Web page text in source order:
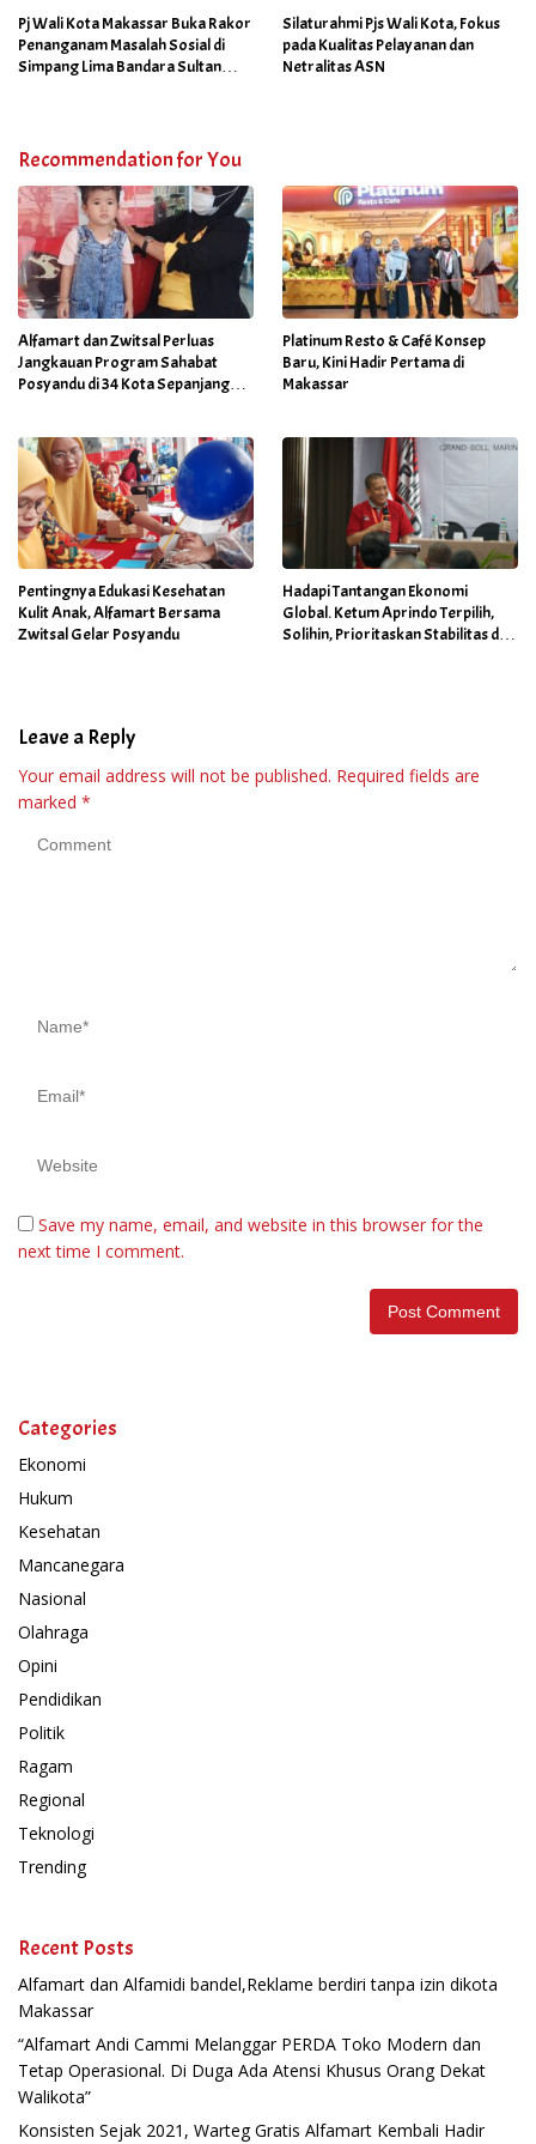
Program Sabtu Bersih
Pj Wali Kota Makassar Buka Rakor
Penanganam Masalah Sosial di
Simpang Lima Bandara Sultan
Silaturahmi Pjs Wali Kota, Fokus
pada Kualitas Pelayanan dan
Netralitas ASN
Recommendation for You
Alfamart dan Zwitsal Perluas
Jangkauan Program Sahabat
Posyandu di 34 Kota Sepanjang
Platinum Resto & Café Konsep
Baru, Kini Hadir Pertama di
Makassar
Pentingnya Edukasi Kesehatan
Kulit Anak, Alfamart Bersama
Zwitsal Gelar Posyandu
Hadapi Tantangan Ekonomi
Global. Ketum Aprindo Terpilih,
Solihin, Prioritaskan Stabilitas dan
Leave a Reply
Your email address will not be published. Required fields are
marked *
Save my name, email, and website in this browser for the
next time I comment.
Categories
Ekonomi
Hukum
Kesehatan
Mancanegara
Nasional
Olahraga
Opini
Pendidikan
Politik
Ragam
Regional
Teknologi
Trending
Recent Posts
Alfamart dan Alfamidi bandel,Reklame berdiri tanpa izin dikota
Makassar
“Alfamart Andi Cammi Melanggar PERDA Toko Modern dan
Tetap Operasional. Di Duga Ada Atensi Khusus Orang Dekat
Walikota”
Konsisten Sejak 2021, Warteg Gratis Alfamart Kembali Hadir